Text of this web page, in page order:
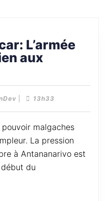
L’armée
aux
13h33
La pression
à Antananarivo est
du